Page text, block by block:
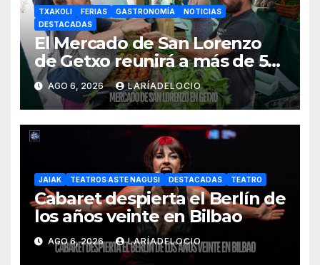
TXAKOLI FERIAS GASTRONOMÍA
NOTICIAS
DESTACADAS
El Mercado de San Lorenzo
de Getxo reunirá a más de 50
productores del País Vasco
AGO 6, 2026 LARÍADELOCIO
JAIAK TEATROS ASTE NAGUSI DESTACADAS TEATRO
Cabaret despierta el Berlín de
los años veinte en Bilbao
AGO 6, 2026 LARÍADELOCIO